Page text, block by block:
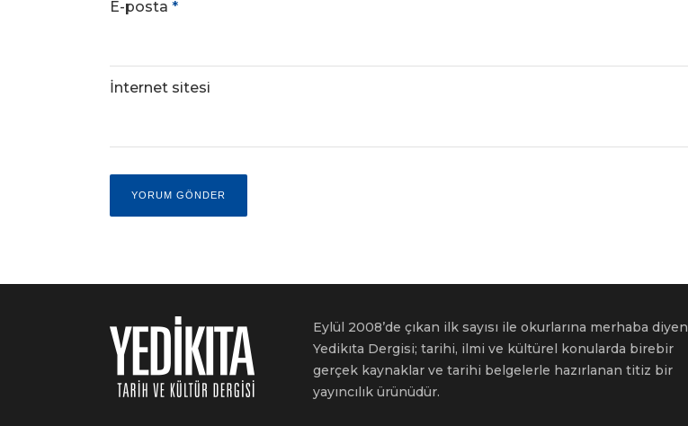
E-posta *
İnternet sitesi
Eylül 2008’de çıkan ilk sayısı ile okurlarına merhaba diyen
Yedikıta Dergisi; tarihi, ilmi ve kültürel konularda birebir
gerçek kaynaklar ve tarihi belgelerle hazırlanan titiz bir
yayıncılık ürünüdür.